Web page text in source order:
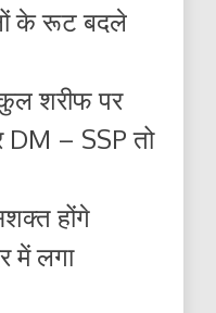
के रूट बदले
कुल शरीफ पर
DM – SSP तो
होंगे
में लगा